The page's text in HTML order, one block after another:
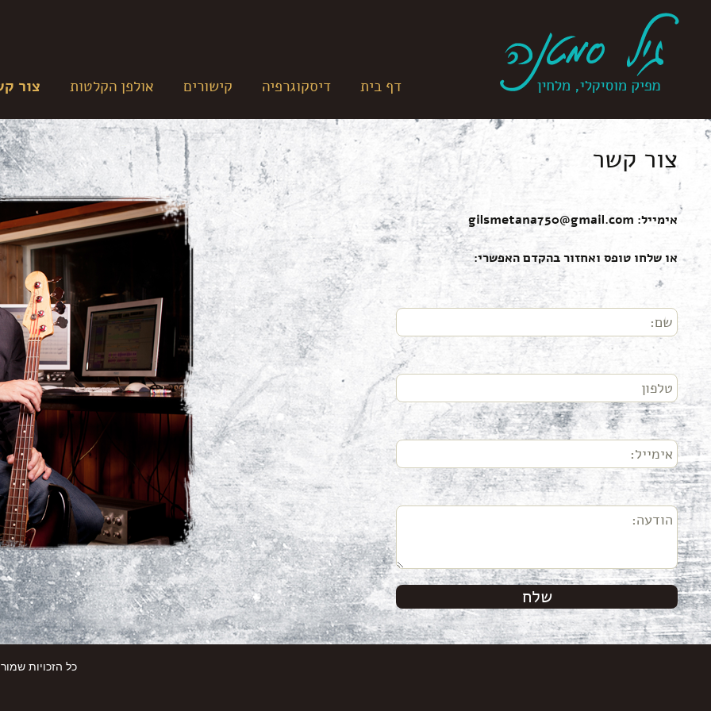
עבור
לדלג
לתוכן
דף בית דיסקוגרפיה קישורים אולפן הקלטות צור
צור קשר
אימייל: gilsmetana750@gmail.com
או שלחו טופס ואחזור בהקדם האפשרי:
כל הזכויות שמורות